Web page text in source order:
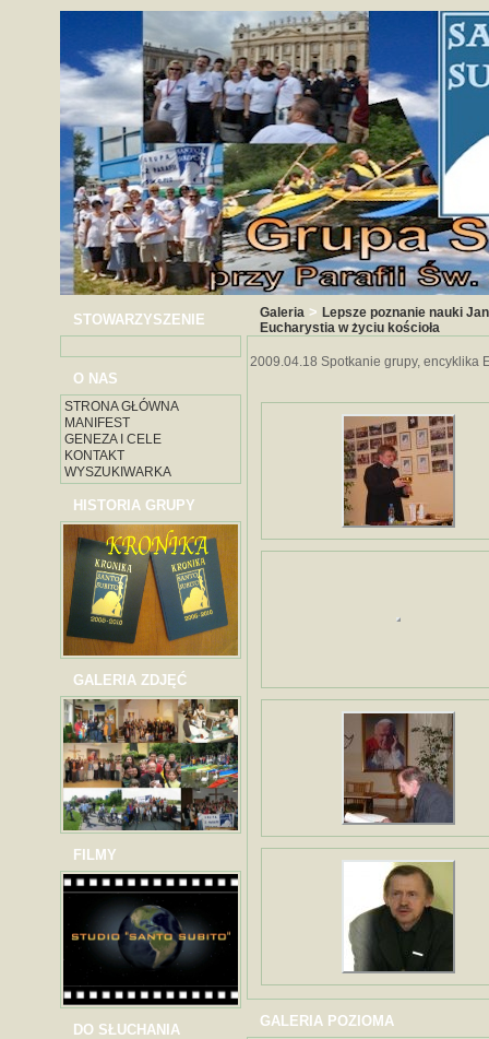
STOWARZYSZENIE
O NAS
STRONA GŁÓWNA
MANIFEST
GENEZA I CELE
KONTAKT
WYSZUKIWARKA
HISTORIA GRUPY
GALERIA ZDJĘĆ
FILMY
DO SŁUCHANIA
Galeria > Lepsze poznanie nauki
Eucharystia w życiu kościoła
2009.04.18 Spotkanie grupy, encyklika
GALERIA POZIOMA